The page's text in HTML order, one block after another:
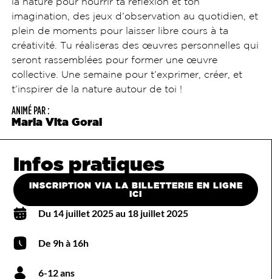
imagination, des jeux d’observation au quotidien, et
plein de moments pour laisser libre cours à ta
créativité. Tu réaliseras des œuvres personnelles qui
seront rassemblées pour former une œuvre
collective. Une semaine pour t’exprimer, créer, et
t’inspirer de la nature autour de toi !
ANIMÉ PAR :
Maria Vita Goral
Infos pratiques
INSCRIPTION VIA LA BILLETTERIE EN LIGNE
ICI
Du 14 juillet 2025 au 18 juillet 2025
De 9h à 16h
6-12 ans